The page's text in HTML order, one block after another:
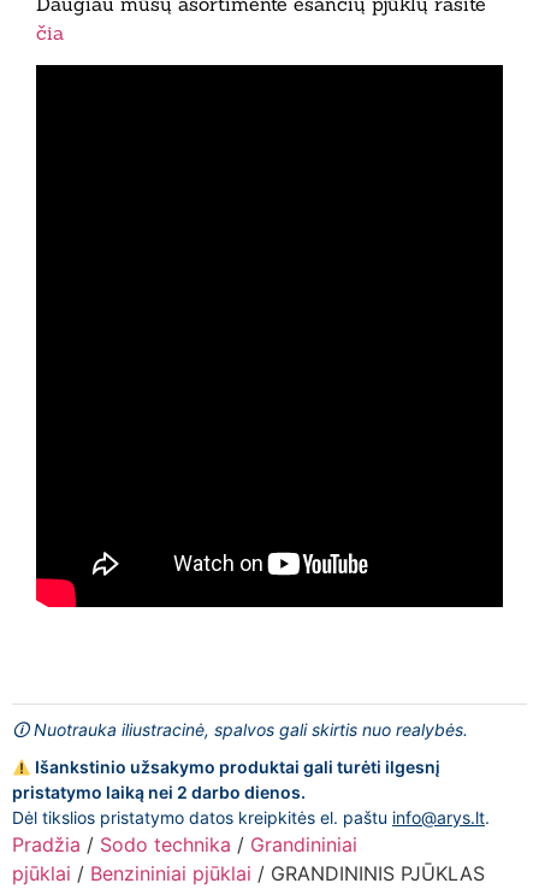
čia
🛈 Nuotrauka iliustracinė, spalvos gali skirtis nuo realybės.
Išankstinio užsakymo produktai gali turėti ilgesnį
pristatymo laiką nei 2 darbo dienos.
Dėl tikslios pristatymo datos kreipkitės el. paštu info@arys.lt.
Pradžia / Sodo technika / Grandininiai
pjūklai / Benzininiai pjūklai / GRANDININIS PJŪKLAS